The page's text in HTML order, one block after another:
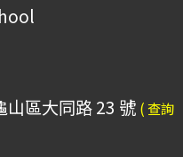
山區大同路 23 號 ( 查詢